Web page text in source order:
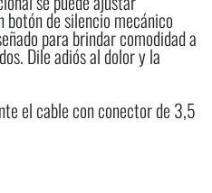
de silencio mecánico
para brindar comodidad a
Dile adiós al dolor y la
el cable con conector de 3,5